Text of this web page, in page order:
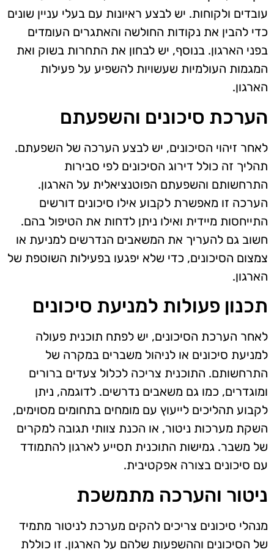
עובדים ולקוחות. יש לבצע ראיונות עם בעלי עניין שונים
כדי להבין את נקודות החולשה והאתגרים העומדים
בפני הארגון. בנוסף, יש לבחון את התחרות בשוק ואת
המגמות העולמיות שעשויות להשפיע על פעילות
הארגון.
הערכת סיכונים והשפעתם
לאחר זיהוי הסיכונים, יש לבצע הערכה של השפעתם.
תהליך זה כולל דירוג הסיכונים לפי סבירות
התרחשותם והשפעתם הפוטנציאלית על הארגון.
הערכה זו מאפשרת לקבוע אילו סיכונים דורשים
התייחסות מיידית ואילו ניתן לדחות את הטיפול בהם.
חשוב גם להעריך את המשאבים הנדרשים למניעת או
צמצום הסיכונים, כדי שלא יפגעו בפעילות השוטפת של
הארגון.
תכנון פעולות למניעת סיכונים
לאחר הערכת הסיכונים, יש לפתח תוכנית פעולה
למניעת סיכונים או לניהול משברים במקרה של
התרחשותם. התוכנית צריכה לכלול צעדים ברורים
ומוגדרים, כמו גם משאבים נדרשים. לדוגמה, ניתן
לקבוע תהליכים לייעוץ עם מומחים בתחומים מסוימים,
השקת מערכות ניטור, או הכנת צוותי תגובה למקרים
של משבר. גמישות התוכנית תסייע לארגון להתמודד
עם סיכונים בצורה אפקטיבית.
ניטור והערכה מתמשכת
מנהלי סיכונים צריכים להקים מערכת לניטור מתמיד
של הסיכונים וההשפעות שלהם על הארגון. זו כוללת